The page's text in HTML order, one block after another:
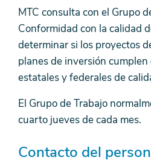
MTC consulta con el Grupo
Conformidad con la calidad
determinar si los proyectos
planes de inversión
estatales y federales de
El Grupo de Trabajo
cuarto jueves de cada mes.
Contacto del